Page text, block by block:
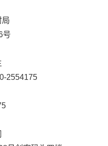
局
号
2554175